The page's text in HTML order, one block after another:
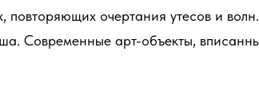
повторяющих очертания утесов и
Современные арт-объекты,